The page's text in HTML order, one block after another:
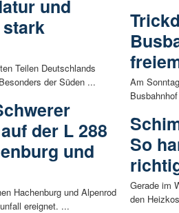
und
Teilen Deutschlands
der Süden ...
der L 288
und
Hachenburg und Alpenrod
ereignet. ...
Am
So
Gerade im
den